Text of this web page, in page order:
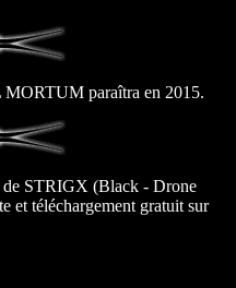
paraîtra en 2015.
STRIGX (Black - Drone
et téléchargement gratuit sur